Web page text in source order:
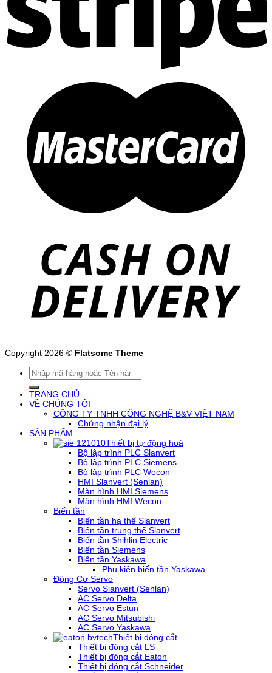
Copyright 2026 © Flatsome Theme
Tìm
kiếm:
TRANG CHỦ
VỀ CHÚNG TÔI
CÔNG TY TNHH CÔNG NGHỆ B&V VIỆT NAM
Chứng nhận đại lý
SẢN PHẨM
Thiết bị tự động hoá
Bộ lập trình PLC Slanvert
Bộ lập trình PLC Siemens
Bộ lập trình PLC Wecon
HMI Slanvert (Senlan)
Màn hình HMI Siemens
Màn hình HMI Wecon
Biến tần
Biến tần hạ thế Slanvert
Biến tần trung thế Slanvert
Biến tần Shihlin Electric
Biến tần Siemens
Biến tần Yaskawa
Phụ kiện biến tần Yaskawa
Động Cơ Servo
Servo Slanvert (Senlan)
AC Servo Delta
AC Servo Estun
AC Servo Mitsubishi
AC Servo Yaskawa
Thiết bị đóng cắt
Thiết bị đóng cắt LS
Thiết bị đóng cắt Eaton
Thiết bị đóng cắt Schneider